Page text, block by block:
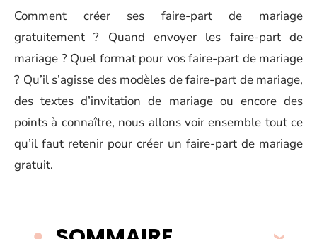
Comment créer ses faire-part de mariage
gratuitement ? Quand envoyer les faire-part de
mariage ? Quel format pour vos faire-part de mariage
? Qu’il s’agisse des modèles de faire-part de mariage,
des textes d’invitation de mariage ou encore des
points à connaître, nous allons voir ensemble tout ce
qu’il faut retenir pour créer un faire-part de mariage
gratuit.